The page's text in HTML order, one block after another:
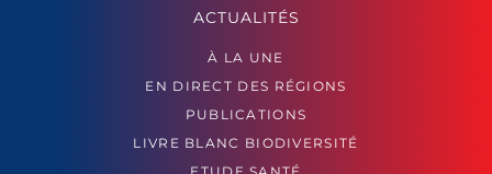
ACTUALITÉS
À LA UNE
EN DIRECT DES RÉGIONS
PUBLICATIONS
LIVRE BLANC BIODIVERSITÉ